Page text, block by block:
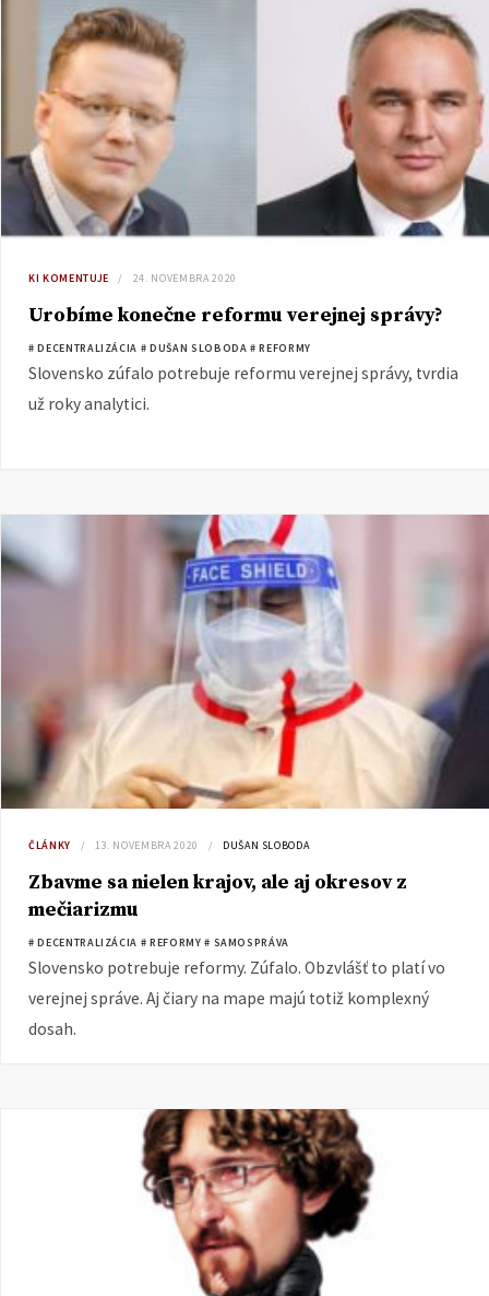
KI KOMENTUJE 24. NOVEMBRA 2020
Urobíme konečne reformu verejnej správy?
# DECENTRALIZÁCIA # DUŠAN SLOBODA # REFORMY
Slovensko zúfalo potrebuje reformu verejnej správy, tvrdia
už roky analytici.
ČLÁNKY 13. NOVEMBRA 2020 DUŠAN SLOBODA
Zbavme sa nielen krajov, ale aj okresov z
mečiarizmu
# DECENTRALIZÁCIA # REFORMY # SAMOSPRÁVA
Slovensko potrebuje reformy. Zúfalo. Obzvlášť to platí vo
verejnej správe. Aj čiary na mape majú totiž komplexný
dosah.